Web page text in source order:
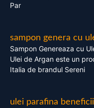
Par
sampon genera cu
Sampon Genereaza cu
Ulei de Argan este un
Italia de brandul Sereni
ulei parafina beneficii